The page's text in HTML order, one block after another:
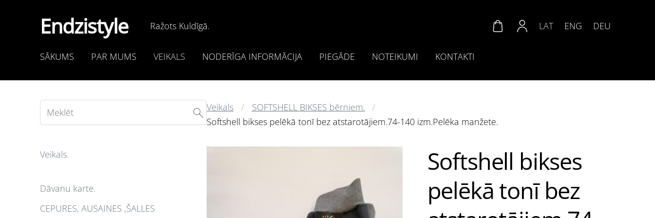
Endzistyle Ražots Kuldīgā.
SĀKUMS PAR MUMS VEIKALS NODERĪGA INFORMĀCIJA PIEGĀDE NOTEIKUMI KONTAKTI
LAT ENG DEU
Veikals.
Dāvanu karte.
CEPURES, AUSAINES ,ŠALLES
Veikals
SOFTSHELL BIKSES bērniem.
Softshell bikses pelēkā tonī bez atstarotājiem.74-140 izm.Pelēka manžete.
Softshell bikses
pelēkā tonī bez